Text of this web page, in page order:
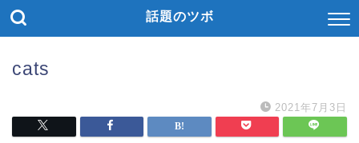
話題のツボ
cats
2021年7月3日